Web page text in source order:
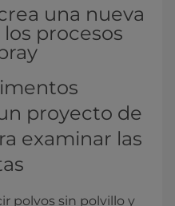
una nueva
procesos
proyecto de
examinar las
polvos sin polvillo y